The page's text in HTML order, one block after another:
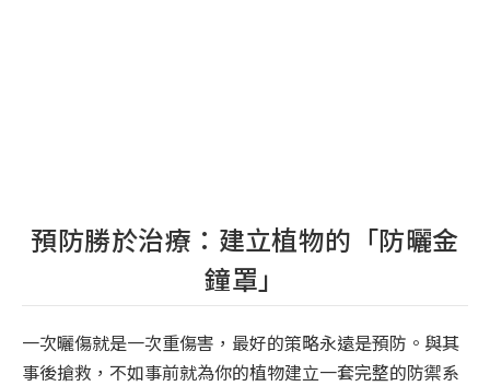
預防勝於治療：建立植物的「防曬金
鐘罩」
一次曬傷就是一次重傷害，最好的策略永遠是預防。與其
事後搶救，不如事前就為你的植物建立一套完整的防禦系